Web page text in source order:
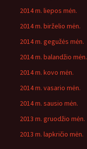
2014 m. liepos mėn.
2014 m. birželio mėn.
2014 m. gegužės mėn.
2014 m. balandžio mėn.
2014 m. kovo mėn.
2014 m. vasario mėn.
2014 m. sausio mėn.
2013 m. gruodžio mėn.
2013 m. lapkričio mėn.